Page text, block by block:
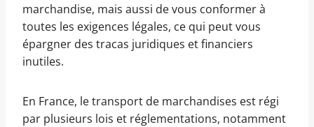
marchandise, mais aussi de vous conformer à
toutes les exigences légales, ce qui peut vous
épargner des tracas juridiques et financiers
inutiles.
En France, le transport de marchandises est régi
par plusieurs lois et réglementations, notamment